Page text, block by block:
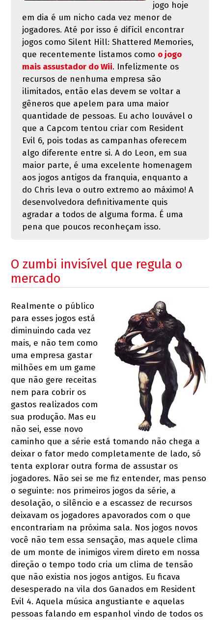
jogo hoje
em dia é um nicho cada vez menor de
jogadores. Até por isso é difícil encontrar
jogos como Silent Hill: Shattered Memories,
que recentemente listamos como o jogo
mais assustador do Wii. Infelizmente os
recursos de nenhuma empresa são
ilimitados, então elas devem se voltar a
gêneros que apelem para uma maior
quantidade de pessoas. Eu acho louvável o
que a Capcom tentou criar com Resident
Evil 6, pois todas as campanhas oferecem
algo diferente entre si. A do Leon, em sua
maior parte, é uma excelente homenagem
aos jogos antigos da franquia, enquanto a
do Chris leva o outro extremo ao máximo! A
desenvolvedora definitivamente quis
agradar a todos de alguma forma. É uma
pena que poucos reconheçam isso.
O zumbi invisível que regula o
mercado
Realmente o público
para esses jogos está
diminuindo cada vez
mais, e não tem como
uma empresa gastar
milhões em um game
que não gere receitas
nem para cobrir os
gastos realizados com
sua produção. Mas eu
não sei, esse novo
caminho que a série está tomando não chega a
deixar o fator medo completamente de lado, só
tenta explorar outra forma de assustar os
jogadores. Não sei se me fiz entender, mas penso
o seguinte: nos primeiros jogos da série, a
desolação, o silêncio e a escassez de recursos
deixavam os jogadores apavorados com o que
encontrariam na próxima sala. Nos jogos novos
você não tem essa sensação, mas aquele clima
de um monte de inimigos virem direto em nossa
direção o tempo todo cria um clima de tensão
que não existia nos jogos antigos. Eu ficava
desesperado na vila dos Ganados em Resident
Evil 4. Aquela música angustiante e aquelas
pessoas falando em espanhol vindo de todos os